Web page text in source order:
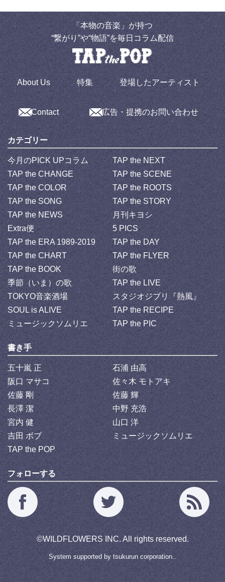
「本物の音楽」が持つ
“繋がり”や“物語”を毎日コラム配信
About Us 特集 登場したアーティスト
Contact 広告・提携のお問い合わせ
カテゴリー
今月のPICK UPコラム
TAP the NEXT
TAP the CHANGE
TAP the SCENE
TAP the COLOR
TAP the ROOTS
TAP the SONG
TAP the STORY
TAP the NEWS
月刊キヨシ
Extra便
5 PICS
TAP the ERA 1989-2019
TAP the DAY
TAP the CHART
TAP the FLYER
TAP the BOOK
街の歌
季節（いま）の歌
TAP the LIVE
TOKYO音楽酒場
スタジオジブリ『熱風』
SOUL is ALIVE
TAP the RECIPE
ミュージックソムリエ
TAP the PIC
書き手
五十嵐 正
石浦 由高
阪口 マサコ
佐々木 モトアキ
佐藤 剛
佐藤 輝
長澤 潔
中野 充浩
宮内 健
山口 洋
吉田 ボブ
ミュージックソムリエ
TAP the POP
フォローする
©WILDFLOWERS INC. All rights reserved.
System supported by tsukurun corporation..